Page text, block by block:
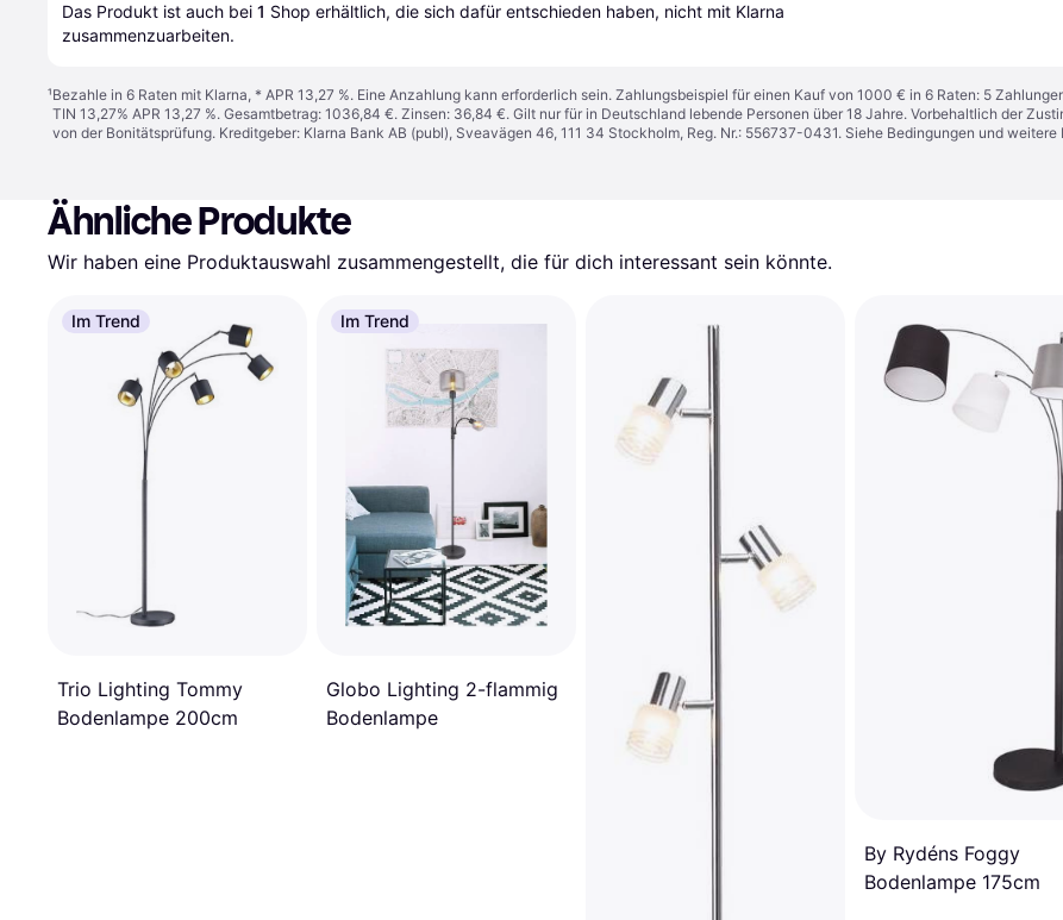
Das Produkt ist auch bei 1 Shop erhältlich, die sich dafür entschieden haben, nicht mit Klarna
zusammenzuarbeiten.
¹Bezahle in 6 Raten mit Klarna, * APR 13,27 %. Eine Anzahlung kann erforderlich sein. Zahlungsbeispiel für einen Kauf von 1000 € in 6 Raten: 5
TIN 13,27% APR 13,27 %. Gesamtbetrag: 1036,84 €. Zinsen: 36,84 €. Gilt nur für in Deutschland lebende Personen über 18 Jahre. Vorbehaltlich der
von der Bonitätsprüfung. Kreditgeber: Klarna Bank AB (publ), Sveavägen 46, 111 34 Stockholm, Reg. Nr.: 556737-0431. Siehe Bedingungen und
Ähnliche Produkte
Wir haben eine Produktauswahl zusammengestellt, die für dich interessant sein könnte.
Im Trend
Trio Lighting Tommy
Bodenlampe 200cm
Im Trend
Globo Lighting 2-flammig
Bodenlampe
By Rydéns Foggy
Bodenlampe 175cm